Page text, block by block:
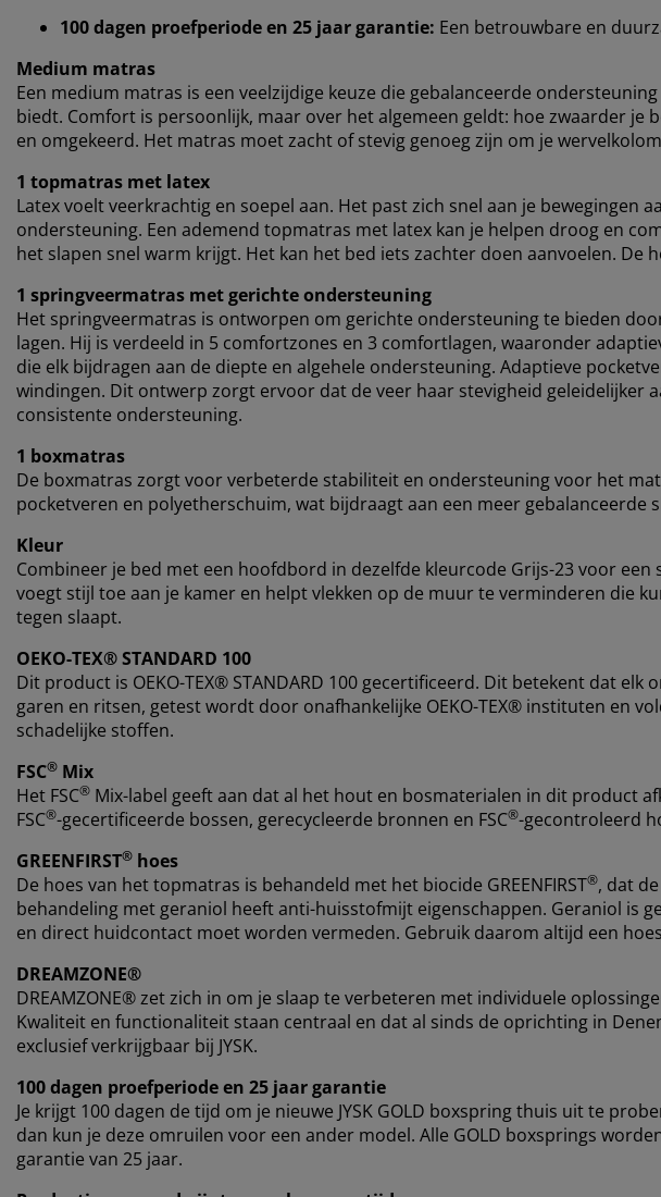
100 dagen proefperiode en 25 jaar garantie: Een betrouwbare en
Medium matras
Een medium matras is een veelzijdige keuze die gebalanceerde
biedt. Comfort is persoonlijk, maar over het algemeen geldt: hoe zwaarder je
en omgekeerd. Het matras moet zacht of stevig genoeg zijn om je
1 topmatras met latex
Latex voelt veerkrachtig en soepel aan. Het past zich snel aan je bewegingen
ondersteuning. Een ademend topmatras met latex kan je helpen droog en
het slapen snel warm krijgt. Het kan het bed iets zachter doen aanvoelen. De
1 springveermatras met gerichte ondersteuning
Het springveermatras is ontworpen om gerichte ondersteuning te bieden
lagen. Hij is verdeeld in 5 comfortzones en 3 comfortlagen, waaronder
die elk bijdragen aan de diepte en algehele ondersteuning. Adaptieve
windingen. Dit ontwerp zorgt ervoor dat de veer haar stevigheid geleidelijker
consistente ondersteuning.
1 boxmatras
De boxmatras zorgt voor verbeterde stabiliteit en ondersteuning voor het
pocketveren en polyetherschuim, wat bijdraagt aan een meer gebalanceerde
Kleur
Combineer je bed met een hoofdbord in dezelfde kleurcode Grijs-23 voor
voegt stijl toe aan je kamer en helpt vlekken op de muur te verminderen die
tegen slaapt.
OEKO-TEX® STANDARD 100
Dit product is OEKO-TEX® STANDARD 100 gecertificeerd. Dit betekent dat
garen en ritsen, getest wordt door onafhankelijke OEKO-TEX® instituten en
schadelijke stoffen.
FSC® Mix
Het FSC® Mix-label geeft aan dat al het hout en bosmaterialen in dit product
FSC®-gecertificeerde bossen, gerecycleerde bronnen en FSC®-gecontroleerd
GREENFIRST® hoes
De hoes van het topmatras is behandeld met het biocide GREENFIRST®, dat
behandeling met geraniol heeft anti-huisstofmijt eigenschappen. Geraniol is
en direct huidcontact moet worden vermeden. Gebruik daarom altijd een
DREAMZONE®
DREAMZONE® zet zich in om je slaap te verbeteren met individuele
Kwaliteit en functionaliteit staan centraal en dat al sinds de oprichting in
exclusief verkrijgbaar bij JYSK.
100 dagen proefperiode en 25 jaar garantie
Je krijgt 100 dagen de tijd om je nieuwe JYSK GOLD boxspring thuis uit te
dan kun je deze omruilen voor een ander model. Alle GOLD boxsprings
garantie van 25 jaar.